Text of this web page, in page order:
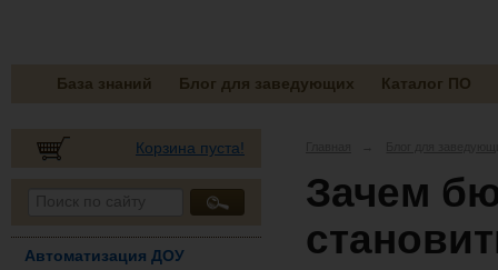
База знаний Блог для заведующих Каталог ПО
Корзина пуста!
Автоматизация ДОУ
Зачем